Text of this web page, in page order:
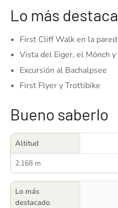
Lo más
First Cliff Walk en la
Vista del Eiger, el Mönch y
Excursión al Bachalpsee
First Flyer y Trottibike
Bueno saberlo
Altitud
2.168 m
Lo más
destacado